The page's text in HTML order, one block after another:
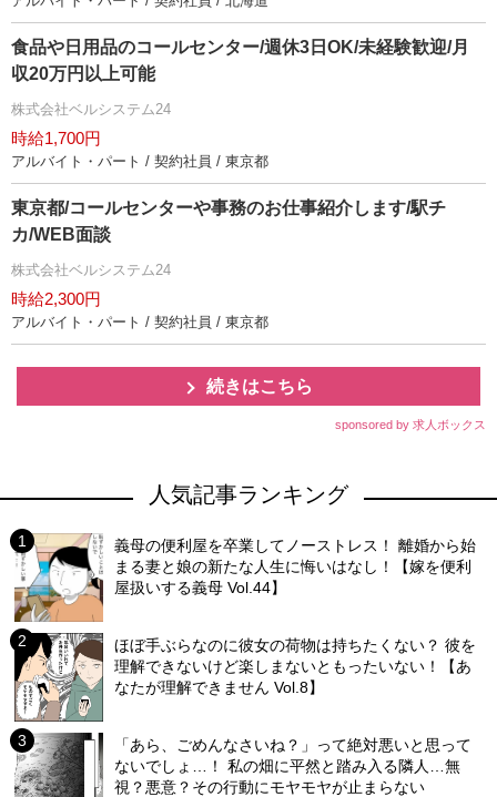
食品や日用品のコールセンター/週休3日OK/未経験歓迎/月
収20万円以上可能
株式会社ベルシステム24
時給1,700円
アルバイト・パート / 契約社員 / 東京都
東京都/コールセンターや事務のお仕事紹介します/駅チ
カ/WEB面談
株式会社ベルシステム24
時給2,300円
アルバイト・パート / 契約社員 / 東京都
続きはこちら
sponsored by 求人ボックス
人気記事ランキング
義母の便利屋を卒業してノーストレス！ 離婚から始
まる妻と娘の新たな人生に悔いはなし！【嫁を便利
屋扱いする義母 Vol.44】
ほぼ手ぶらなのに彼女の荷物は持ちたくない？ 彼を
理解できないけど楽しまないともったいない！【あ
なたが理解できません Vol.8】
「あら、ごめんなさいね？」って絶対悪いと思って
ないでしょ…！ 私の畑に平然と踏み入る隣人…無
視？悪意？その行動にモヤモヤが止まらない